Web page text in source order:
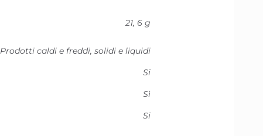
21, 6 g
Prodotti caldi e freddi, solidi e liquidi
Si
Sì
Si